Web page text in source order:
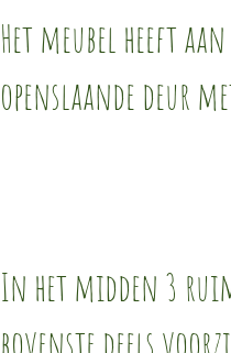
Het meubel heeft
openslaande deur
In het midden 3